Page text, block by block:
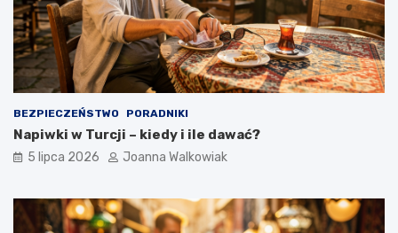
BEZPIECZEŃSTWO PORADNIKI
Napiwki w Turcji – kiedy i ile dawać?
5 lipca 2026 Joanna Walkowiak